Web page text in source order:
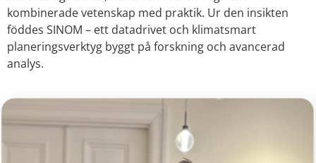
kombinerade vetenskap med praktik. Ur den insikten
föddes SINOM – ett datadrivet och klimatsmart
planeringsverktyg byggt på forskning och avancerad
analys.